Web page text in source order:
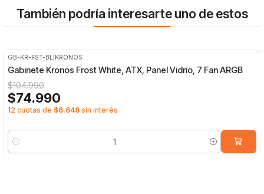
También podría interesarte uno de estos
GB-KR-FST-BL KRONOS
Gabinete Kronos Frost White, ATX, Panel Vidrio, 7 Fan ARGB
$104.990
$74.990
12 cuotas de $6.648 sin interés
Cantidad